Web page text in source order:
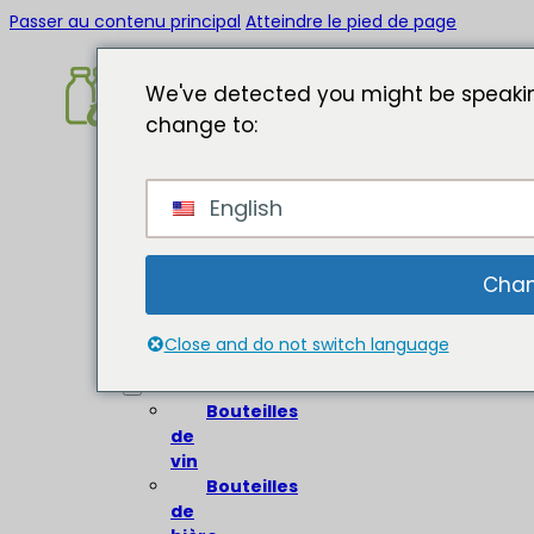
Passer au contenu principal Atteindre le pied de page
Accueil
propos
verre
Bouteilles
de
vin
Bouteilles
de
We've detected you might be
change to:
English
Close and do not switch language